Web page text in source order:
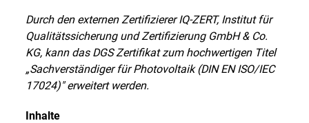
Durch den externen Zertifizierer IQ-ZERT, Institut für
Qualitätssicherung und Zertifizierung GmbH & Co.
KG, kann das DGS Zertifikat zum hochwertigen Titel
„Sachverständiger für Photovoltaik (DIN EN ISO/IEC
17024)" erweitert werden.
Inhalte